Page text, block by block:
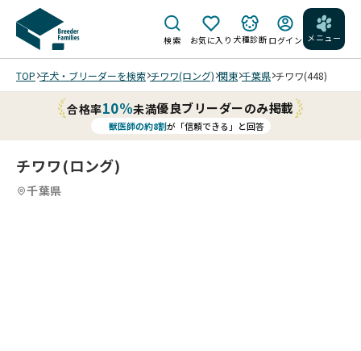
検索 お気に入り 犬種診断 ログイン メニュー
TOP 子犬・ブリーダーを検索 チワワ(ロング) 関東 千葉県 チワワ(448)
合格率10%未満優良ブリーダーのみ掲載
獣医師の約8割が「信頼できる」と回答
チワワ(ロング)
千葉県